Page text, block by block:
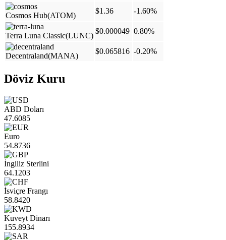
Cosmos Hub(ATOM)
$1.36 -1.60%
Terra Luna Classic(LUNC)
$0.000049 0.80%
Decentraland(MANA)
$0.065816 -0.20%
Döviz Kuru
ABD Doları
47.6085
Euro
54.8736
İngiliz Sterlini
64.1203
İsviçre Frangı
58.8420
Kuveyt Dinarı
155.8934